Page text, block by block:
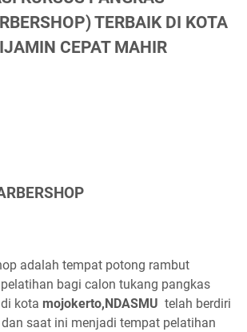
TERBAIK DI KOTA
CEPAT MAHIR
adalah tempat potong rambut
bagi calon tukang pangkas
kota mojokerto,NDASMU telah berdiri
dan saat ini menjadi tempat pelatihan